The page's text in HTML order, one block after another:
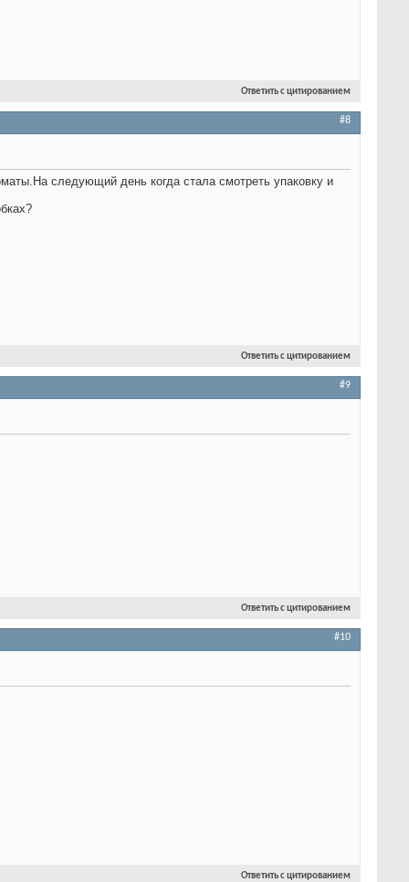
Ответить с цитированием
#8
следующий день когда стала смотреть упаковку и
Ответить с цитированием
#9
Ответить с цитированием
#10
Ответить с цитированием